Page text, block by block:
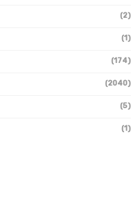
(2)
(1)
(174)
(2040)
(5)
(1)